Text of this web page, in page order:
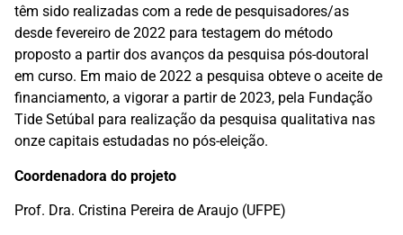
têm sido realizadas com a rede de pesquisadores/as
desde fevereiro de 2022 para testagem do método
proposto a partir dos avanços da pesquisa pós-doutoral
em curso. Em maio de 2022 a pesquisa obteve o aceite de
financiamento, a vigorar a partir de 2023, pela Fundação
Tide Setúbal para realização da pesquisa qualitativa nas
onze capitais estudadas no pós-eleição.
Coordenadora do projeto
Prof. Dra. Cristina Pereira de Araujo (UFPE)